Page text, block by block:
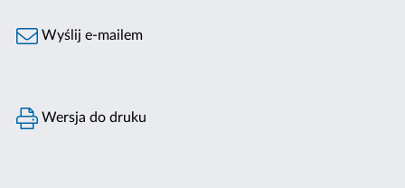
Wyślij e-mailem
Wersja do druku